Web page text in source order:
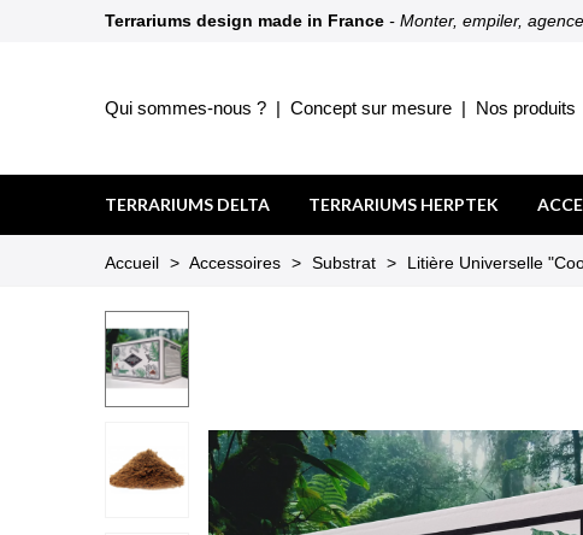
Terrariums design made in France - Monter, empiler,
Qui sommes-nous ? | Concept sur mesure | Nos produits
TERRARIUMS DELTA TERRARIUMS HERPTEK
Accueil > Accessoires > Substrat > Litière Universelle